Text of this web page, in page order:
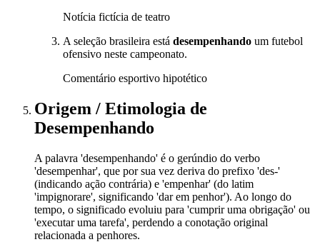
Notícia fictícia de teatro
A seleção brasileira está desempenhando um futebol
ofensivo neste campeonato.
Comentário esportivo hipotético
Origem / Etimologia de
Desempenhando
A palavra 'desempenhando' é o gerúndio do verbo
'desempenhar', que por sua vez deriva do prefixo 'des-'
(indicando ação contrária) e 'empenhar' (do latim
'impignorare', significando 'dar em penhor'). Ao longo do
tempo, o significado evoluiu para 'cumprir uma obrigação' ou
'executar uma tarefa', perdendo a conotação original
relacionada a penhores.